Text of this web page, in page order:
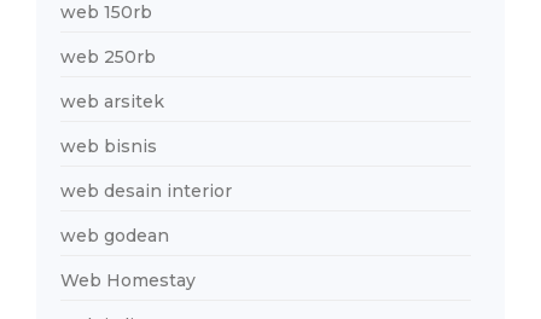
web 150rb
web 250rb
web arsitek
web bisnis
web desain interior
web godean
Web Homestay